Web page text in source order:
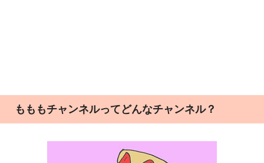
もももチャンネルってどんなチャンネル？